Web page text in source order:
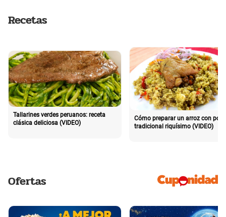
Recetas
Tallarines verdes peruanos: receta
clásica deliciosa (VIDEO)
Cómo preparar un arroz con pollo
tradicional riquísimo (VIDEO)
Ofertas